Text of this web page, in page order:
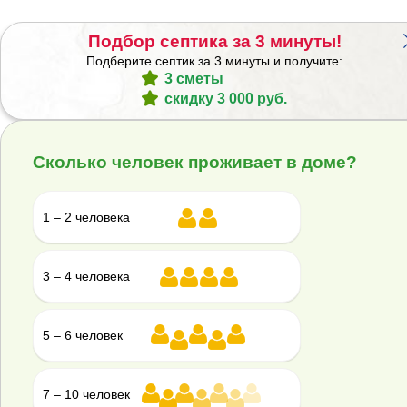
БЕСПЛАТНУЮконсультацию
вертикальная цилиндрическая для канализации
Объем рабочей камеры, м3:
Подбор септика за 3 минуты!
Подберите септик за 3 минуты и получите:
3 сметы
скидку 3 000 руб.
Сколько человек проживает в доме?
1 – 2 человека
3 – 4 человека
5 – 6 человек
7 – 10 человек